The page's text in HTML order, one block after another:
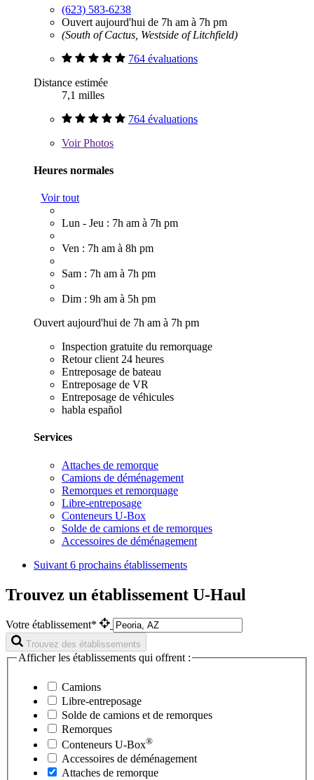
(623) 583-6238
Ouvert aujourd'hui de 7h am à 7h pm
(South of Cactus, Westside of Litchfield)
764 évaluations
Distance estimée
7,1 milles
764 évaluations
VoirPhotos
Heures normales
Voir tout
Lun - Jeu : 7h am à 7h pm
Ven : 7h am à 8h pm
Sam : 7h am à 7h pm
Dim : 9h am à 5h pm
Ouvert aujourd'hui de 7h am à 7h pm
Inspection gratuite du remorquage
Retour client 24 heures
Entreposage de bateau
Entreposage de VR
Entreposage de véhicules
habla español
Services
Attaches de remorque
Camions de déménagement
Remorques et remorquage
Libre-entreposage
Conteneurs U-Box
Solde de camions et de remorques
Accessoires de déménagement
Suivant 6 prochains établissements
Trouvez un établissement U-Haul
Votre établissement*
Trouvez des établissements
Afficher les établissements qui offrent :
Camions
Libre-entreposage
Solde de camions et de remorques
Remorques
Conteneurs U-Box®
Accessoires de déménagement
Attaches de remorque